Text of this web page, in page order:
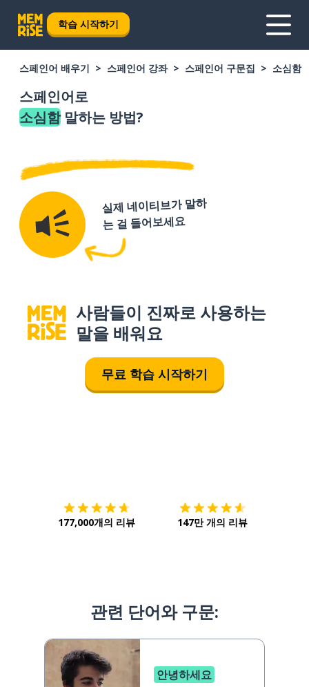
학습 시작하기
스페인어 배우기 스페인어 강좌 스페인어 구문집 소심함
스페인어로
소심함말하는 방법?
실제 네이티브가 말하
는 걸 들어보세요
사람들이 진짜로 사용하는
말을 배워요
무료 학습 시작하기
177,000개의 리뷰 147만 개의 리뷰
관련 단어와 구문:
안녕하세요